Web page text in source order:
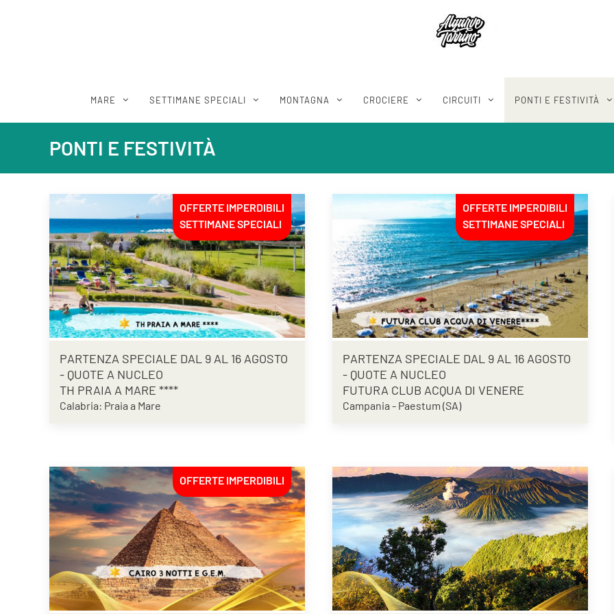
MARE SETTIMANE SPECIALI MONTAGNA CROCIERE CIRCUITI PONTI E FESTIVITÀ
PONTI E FESTIVITÀ
OFFERTE IMPERDIBILI
SETTIMANE SPECIALI
PARTENZA SPECIALE DAL 9 AL 16 AGOSTO
- QUOTE A NUCLEO
TH PRAIA A MARE ****
Calabria: Praia a Mare
OFFERTE IMPERDIBILI
SETTIMANE SPECIALI
PARTENZA SPECIALE DAL 9 AL 16 AGOSTO
- QUOTE A NUCLEO
FUTURA CLUB ACQUA DI VENERE
Campania - Paestum (SA)
OFFERTE IMPERDIBILI